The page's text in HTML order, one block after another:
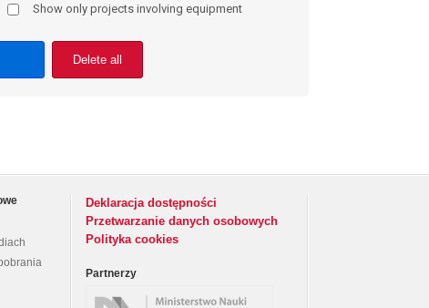
Show only projects involving equipment
Delete all
Deklaracja dostępności
Przetwarzanie danych osobowych
Polityka cookies
Partnerzy